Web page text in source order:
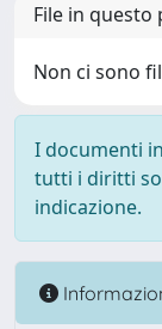
File in
Non ci sono
I documenti
tutti i diritti
indicazione.